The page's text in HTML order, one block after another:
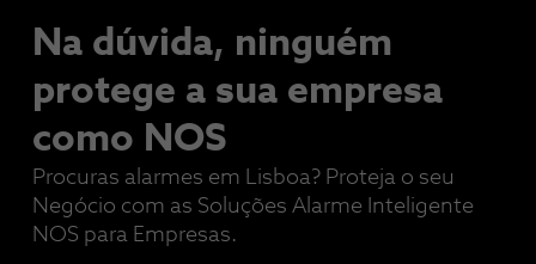
Na dúvida, ninguém
protege a sua empresa​
como NOS
Procuras alarmes em Lisboa? Proteja o seu
Negócio com as Soluções Alarme Inteligente
NOS para Empresas.